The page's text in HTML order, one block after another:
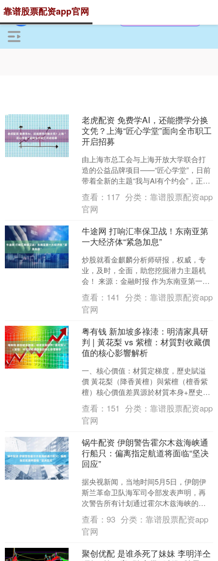
靠谱股票配资app官网
老虎配资 免费学AI，还能攒学分换
文凭？上海“匠心学堂”面向全市职工
开启招募
由上海市总工会与上海开放大学联合打
造的公益品牌项目——“匠心学堂”，日前
带着全新的主题“我与AI有个约会”，正式
向全市各行各业的职工发出诚挚邀请。
历经六期的精....
查看： 117 分类：靠谱股票配资app
官网
牛途网 打响汇率保卫战！东南亚第
一大经济体“紧急加息”
炒股就看金麒麟分析师研报，权威，专
业，及时，全面，助您挖掘潜力主题机
会！ 来源：金融时报 作为东南亚第一大
经济体的印度尼西亚，当地时间6月9
日，其央行突然出手了....
查看： 141 分类：靠谱股票配资app
官网
粤有钱 新加坡多祿溙：明清家具研
判 | 黃花梨 vs 紫檀：材質對收藏價
值的核心影響解析
一、核心價值：材質定梯度，歷史賦溢
價 黃花梨（降香黃檀）與紫檀（檀香紫
檀）核心價值差異源於材質本身+歷史定
位。黃花梨以紋理靈動（鬼臉紋、山水
紋）、溫潤降香、木性....
查看： 151 分类：靠谱股票配资app
官网
锅牛配资 伊朗警告霍尔木兹海峡通
行船只：偏离指定航道将面临“坚决
回应”
据央视新闻，当地时间5月5日，伊朗伊
斯兰革命卫队海军司令部发表声明，再
次警告所有计划通过霍尔木兹海峡的船
只。声明称，通过霍尔木兹海峡“唯一安
全的路线是伊朗此前对....
查看：93 分类：靠谱股票配资app
官网
聚创优配 是谁杀死了妹妹 李明洋仝